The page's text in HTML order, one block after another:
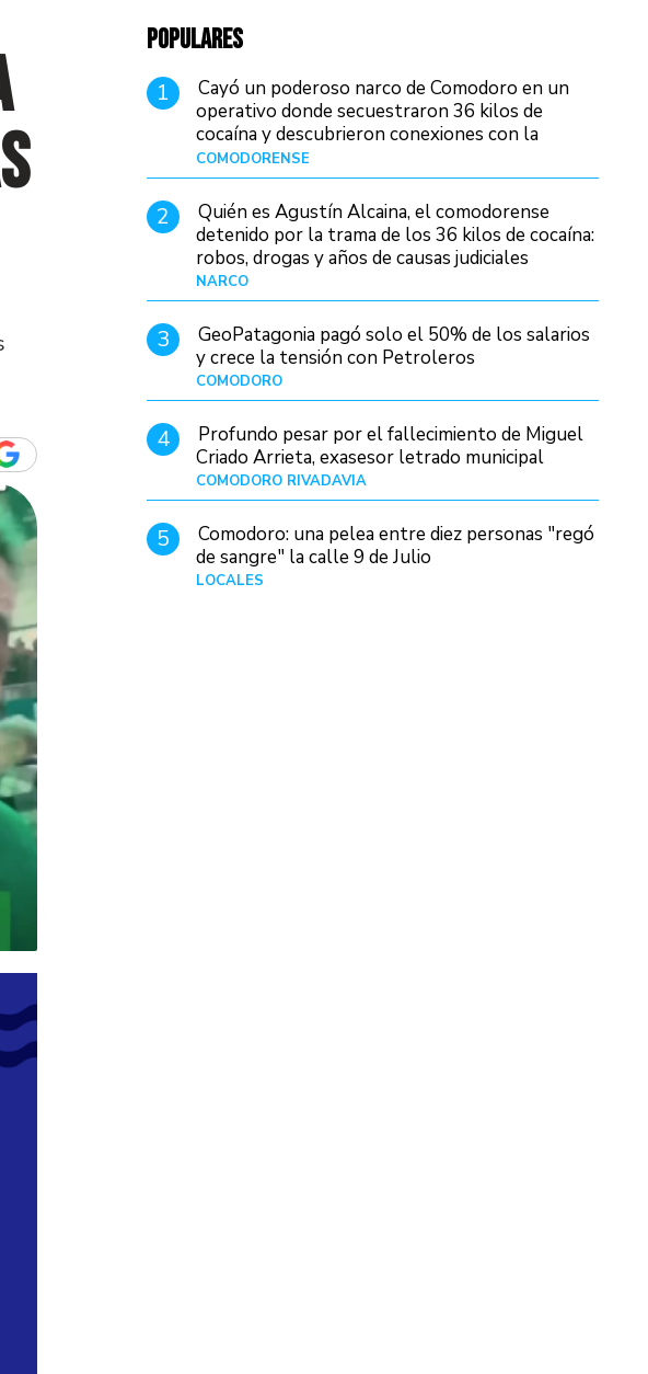
POPULARES
1
Cayó un poderoso narco de Comodoro en un
operativo donde secuestraron 36 kilos de
cocaína y descubrieron conexiones con la
Patagonia
COMODORENSE
2
Quién es Agustín Alcaina, el comodorense
detenido por la trama de los 36 kilos de cocaína:
robos, drogas y años de causas judiciales
NARCO
3
GeoPatagonia pagó solo el 50% de los salarios
y crece la tensión con Petroleros
COMODORO
4
Profundo pesar por el fallecimiento de Miguel
Criado Arrieta, exasesor letrado municipal
COMODORO RIVADAVIA
5
Comodoro: una pelea entre diez personas "regó
de sangre" la calle 9 de Julio
LOCALES